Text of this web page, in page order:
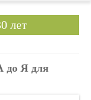
лет
до Я для